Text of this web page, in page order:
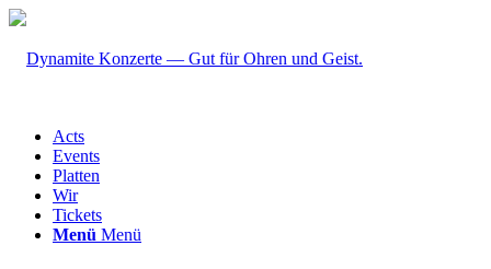
Acts
Events
Platten
Wir
Tickets
Menü Menü